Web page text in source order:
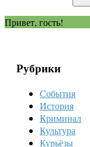
Привет, гость!
Рубрики
События
История
Криминал
Культура
Курьёзы